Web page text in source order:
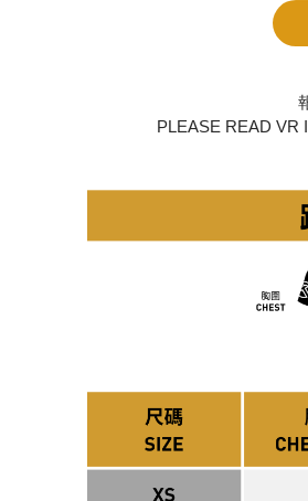
PLEASE READ VR